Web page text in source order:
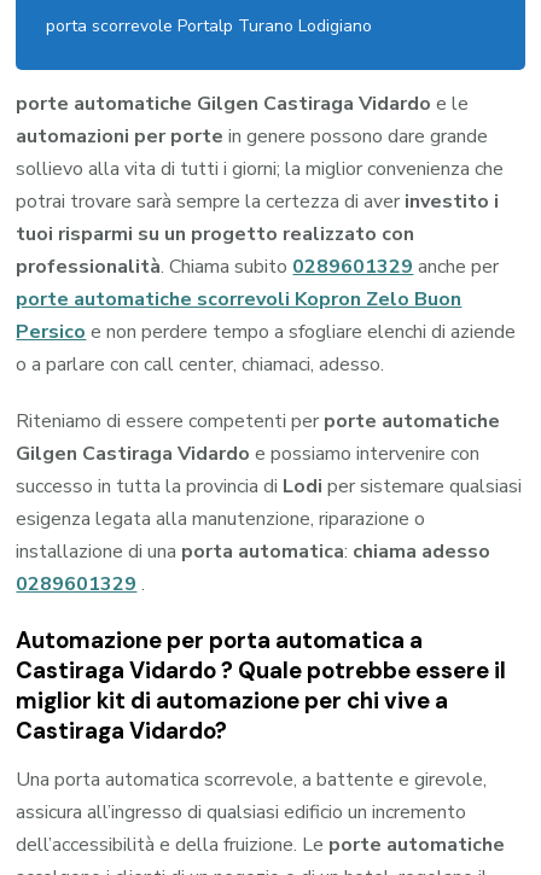
porta scorrevole Portalp Turano Lodigiano
porte automatiche Gilgen Castiraga Vidardoe le
automazioni per portein genere possono dare grande
sollievo alla vita di tutti i giorni; la miglior convenienza che
potrai trovare sarà sempre la certezza di aver investito i
tuoi risparmi su un progetto realizzato con
professionalità. Chiama subito0289601329anche per
porte automatiche scorrevoli Kopron Zelo Buon
Persicoe non perdere tempo a sfogliare elenchi di aziende
o a parlare con call center, chiamaci, adesso.
Riteniamo di essere competenti per porte automatiche
Gilgen Castiraga Vidardo e possiamo intervenire con
successo in tutta la provincia di Lodiper sistemare qualsiasi
esigenza legata alla manutenzione, riparazione o
installazione di una porta automatica: chiama adesso
0289601329.
Automazione per porta automatica a
Castiraga Vidardo ? Quale potrebbe essere il
miglior kit di automazione per chi vive a
Castiraga Vidardo?
Una porta automatica scorrevole, a battente e girevole,
assicura all’ingresso di qualsiasi edificio un incremento
dell’accessibilità e della fruizione. Le porte automatiche